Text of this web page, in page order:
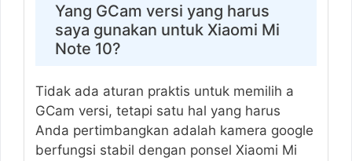
Yang GCam versi yang harus
saya gunakan untuk Xiaomi Mi
Note 10?
Tidak ada aturan praktis untuk memilih a
GCam versi, tetapi satu hal yang harus
Anda pertimbangkan adalah kamera google
berfungsi stabil dengan ponsel Xiaomi Mi